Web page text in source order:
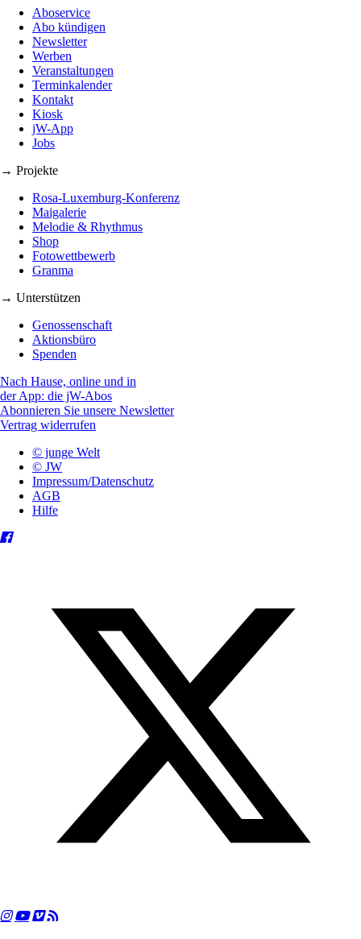
Aboservice
Abo kündigen
Newsletter
Werben
Veranstaltungen
Terminkalender
Kontakt
Kiosk
jW-App
Jobs
→ Projekte
Rosa-Luxemburg-Konferenz
Maigalerie
Melodie & Rhythmus
Shop
Fotowettbewerb
Granma
→ Unterstützen
Genossenschaft
Aktionsbüro
Spenden
Nach Hause, online und in
der App: die jW-Abos
Abonnieren Sie unsere Newsletter
Vertrag widerrufen
© junge Welt
© JW
Impressum/Datenschutz
AGB
Hilfe